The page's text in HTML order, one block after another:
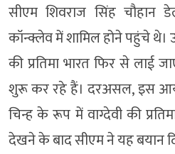
सीएम शिवराज सिंह
कॉन्क्लेव में शामिल होने पहुंचे थे।
की प्रतिमा भारत फिर से लाई
शुरू कर रहे हैं। दरअसल, इस
चिन्ह के रूप में वाग्देवी की
देखने के बाद सीएम ने यह बयान